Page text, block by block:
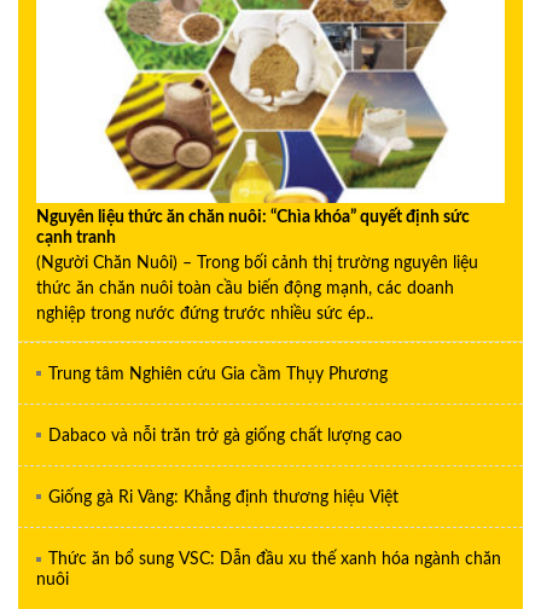
Nguyên liệu thức ăn chăn nuôi: “Chìa khóa” quyết định sức
cạnh tranh
(Người Chăn Nuôi) – Trong bối cảnh thị trường nguyên liệu
thức ăn chăn nuôi toàn cầu biến động mạnh, các doanh
nghiệp trong nước đứng trước nhiều sức ép..
Trung tâm Nghiên cứu Gia cầm Thụy Phương
Dabaco và nỗi trăn trở gà giống chất lượng cao
Giống gà Ri Vàng: Khẳng định thương hiệu Việt
Thức ăn bổ sung VSC: Dẫn đầu xu thế xanh hóa ngành chăn
nuôi